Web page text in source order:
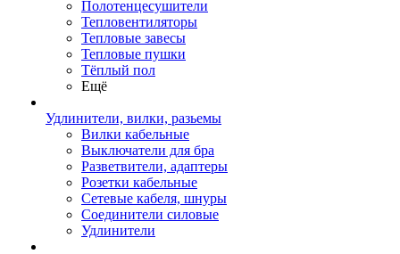
Полотенцесушители
Тепловентиляторы
Тепловые завесы
Тепловые пушки
Тёплый пол
Ещё
Удлинители, вилки, разьемы
Вилки кабельные
Выключатели для бра
Разветвители, адаптеры
Розетки кабельные
Сетевые кабеля, шнуры
Соединители силовые
Удлинители